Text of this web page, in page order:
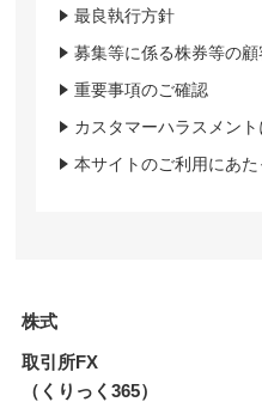
最良執行方針
募集等に係る株券等の
重要事項のご確認
カスタマーハラスメン
本サイトのご利用にあた
株式
取引所FX
（くりっく365）